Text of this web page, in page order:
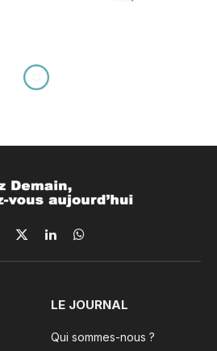
résidentielle :
pour
les